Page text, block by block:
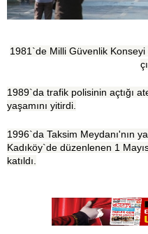
1981`de Milli Güvenlik
1989`da trafik polisinin açtığı
yaşamını yitirdi.
1996`da Taksim Meydanı'nın
Kadıköy`de düzenlenen 1
katıldı.